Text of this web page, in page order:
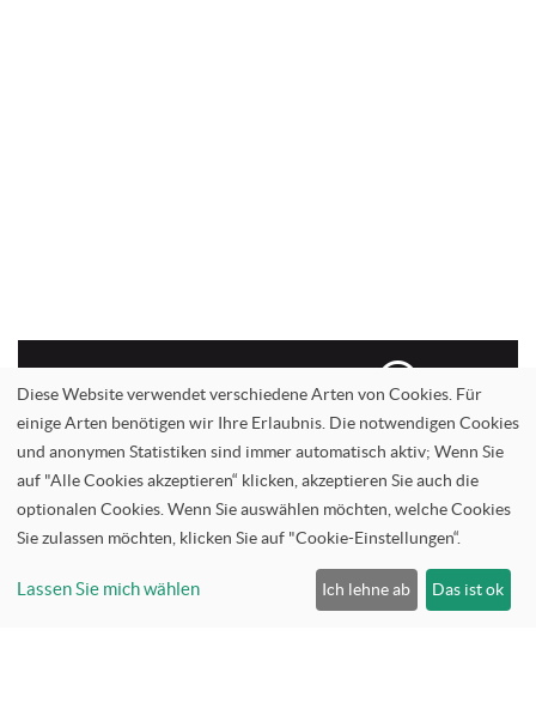
Service anfrage
Diese Website verwendet verschiedene Arten von Cookies. Für
einige Arten benötigen wir Ihre Erlaubnis. Die notwendigen Cookies
und anonymen Statistiken sind immer automatisch aktiv; Wenn Sie
auf "Alle Cookies akzeptieren“ klicken, akzeptieren Sie auch die
optionalen Cookies. Wenn Sie auswählen möchten, welche Cookies
Sie zulassen möchten, klicken Sie auf "Cookie-Einstellungen“.
Lassen Sie mich wählen Ich lehne ab Das ist ok